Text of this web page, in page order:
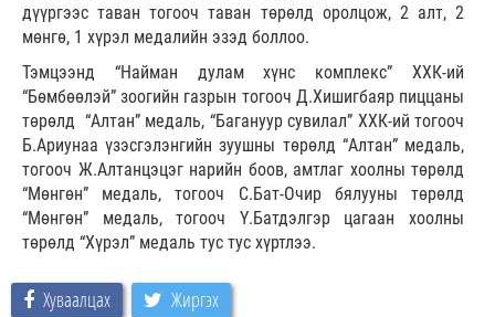
дүүргээс таван тогооч таван төрөлд оролцож, 2 алт, 2
мөнгө, 1 хүрэл медалийн эзэд боллоо.
Тэмцээнд “Найман дулам хүнс комплекс” ХХК-ий
“Бөмбөөлэй” зоогийн газрын тогооч Д.Хишигбаяр пиццаны
төрөлд “Алтан” медаль, “Багануур сувилал” ХХК-ий тогооч
Б.Ариунаа үзэсгэлэнгийн зуушны төрөлд “Алтан” медаль,
тогооч Ж.Алтанцэцэг нарийн боов, амтлаг хоолны төрөлд
“Мөнгөн” медаль, тогооч С.Бат-Очир бялууны төрөлд
“Мөнгөн” медаль, тогооч Ү.Батдэлгэр цагаан хоолны
төрөлд “Хүрэл” медаль тус тус хүртлээ.
Хуваалцах Жиргэх